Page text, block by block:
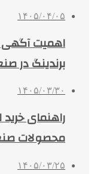
۱۴۰۵/۰۴/۰۵
اهمیت آگهی
برندینگ در
۱۴۰۵/۰۳/۳۰
راهنمای
محصولات
۱۴۰۵/۰۳/۲۵